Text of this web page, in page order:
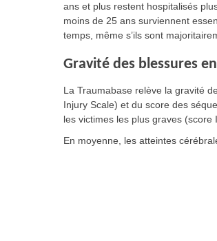
ans et plus restent hospitalisés
moins de 25 ans surviennent
temps, même s’ils sont
Gravité des blessures
La Traumabase relève la gravité
Injury Scale) et du score des
les victimes les plus graves
En moyenne, les atteintes